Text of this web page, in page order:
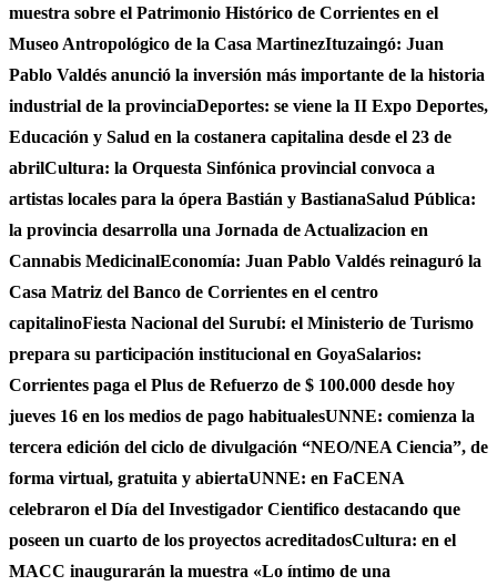
muestra sobre el Patrimonio Histórico de Corrientes en el
Museo Antropológico de la Casa MartinezItuzaingó: Juan
Pablo Valdés anunció la inversión más importante de la historia
industrial de la provinciaDeportes: se viene la II Expo Deportes,
Educación y Salud en la costanera capitalina desde el 23 de
abrilCultura: la Orquesta Sinfónica provincial convoca a
artistas locales para la ópera Bastián y BastianaSalud Pública:
la provincia desarrolla una Jornada de Actualizacion en
Cannabis MedicinalEconomía: Juan Pablo Valdés reinaguró la
Casa Matriz del Banco de Corrientes en el centro
capitalinoFiesta Nacional del Surubí: el Ministerio de Turismo
prepara su participación institucional en GoyaSalarios:
Corrientes paga el Plus de Refuerzo de $ 100.000 desde hoy
jueves 16 en los medios de pago habitualesUNNE: comienza la
tercera edición del ciclo de divulgación “NEO/NEA Ciencia”, de
forma virtual, gratuita y abiertaUNNE: en FaCENA
celebraron el Día del Investigador Cientifico destacando que
poseen un cuarto de los proyectos acreditadosCultura: en el
MACC inaugurarán la muestra «Lo íntimo de una